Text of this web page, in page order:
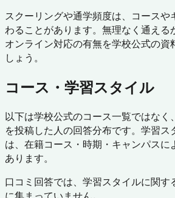
スクーリングや通学頻度は、コースや
わることがあります。無理なく通える
オンライン対応の有無を学校公式の資
しょう。
コース・学習スタイル
以下は学校公式のコース一覧ではなく
を投稿した人の回答分布です。学習ス
は、在籍コース・時期・キャンパスに
あります。
口コミ回答では、学習スタイルに関す